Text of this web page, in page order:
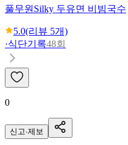
풀무원 Silky 두유면 비빔국수
5.0(리뷰 5개)
·식단기록48회
0
신고·제보